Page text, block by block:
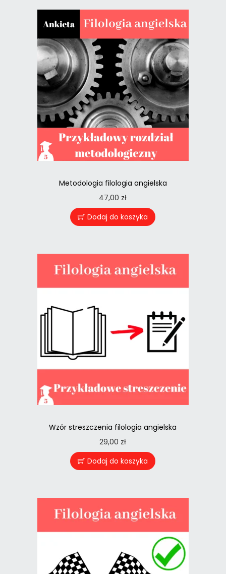
Metodologia filologia angielska
47,00 zł
Dodaj do koszyka
Wzór streszczenia filologia angielska
29,00 zł
Dodaj do koszyka